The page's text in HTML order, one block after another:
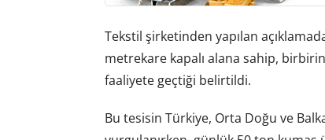
Tekstil şirketinden yapılan
metrekare kapalı alana sahip,
faaliyete geçtiği belirtildi.
Bu tesisin Türkiye, Orta Doğu ve